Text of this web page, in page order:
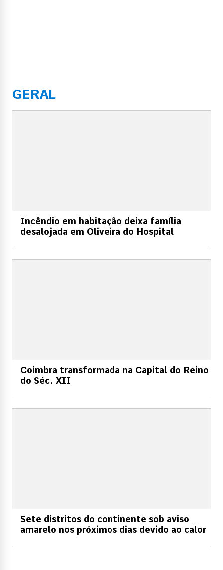
GERAL
Incêndio em habitação deixa família
desalojada em Oliveira do Hospital
Coimbra transformada na Capital do Reino
do Séc. XII
Sete distritos do continente sob aviso
amarelo nos próximos dias devido ao calor